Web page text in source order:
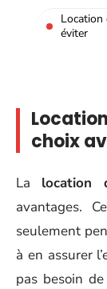
Location
éviter
choix
La location
avantages.
seulement
à en assurer
pas besoin